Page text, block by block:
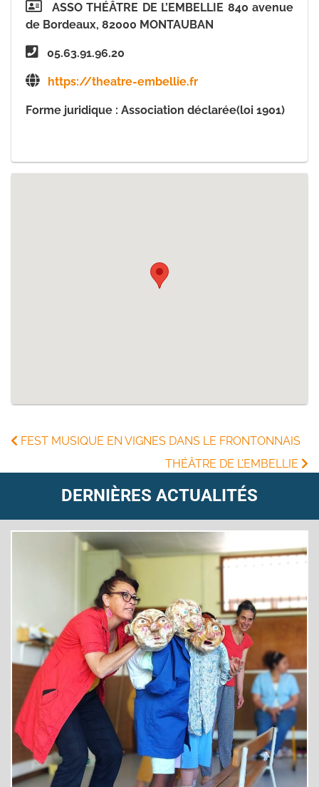
ASSO THÉÂTRE DE L’EMBELLIE 840 avenue
de Bordeaux, 82000 MONTAUBAN
05.63.91.96.20
https://theatre-embellie.fr
Forme juridique : Association déclarée(loi 1901)
FEST MUSIQUE EN VIGNES DANS LE FRONTONNAIS
THÉÂTRE DE L’EMBELLIE
DERNIÈRES ACTUALITÉS